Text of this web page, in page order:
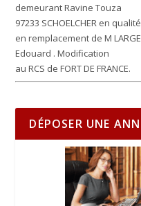
demeurant Ravine Touza
97233 SCHOELCHER en
en remplacement de M
Edouard . Modification
au RCS de FORT DE FRANCE.
DÉPOSER UNE